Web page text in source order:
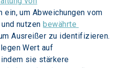
ein, um Abweichungen vom
und nutzen bewährte
Ausreißer zu identifizieren.
Wert auf
sie stärkere